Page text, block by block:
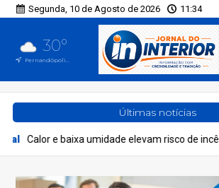
Segunda, 10 de Agosto de 2026 11:34
30°
Fernandópolis, SP
Últimas notícias
elevam risco de incêndios em regiões